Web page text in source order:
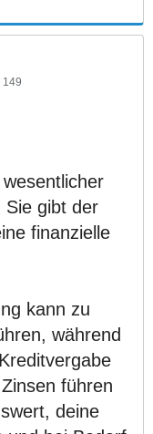
149
Sie gibt der
finanzielle
kann zu
während
führen
deine